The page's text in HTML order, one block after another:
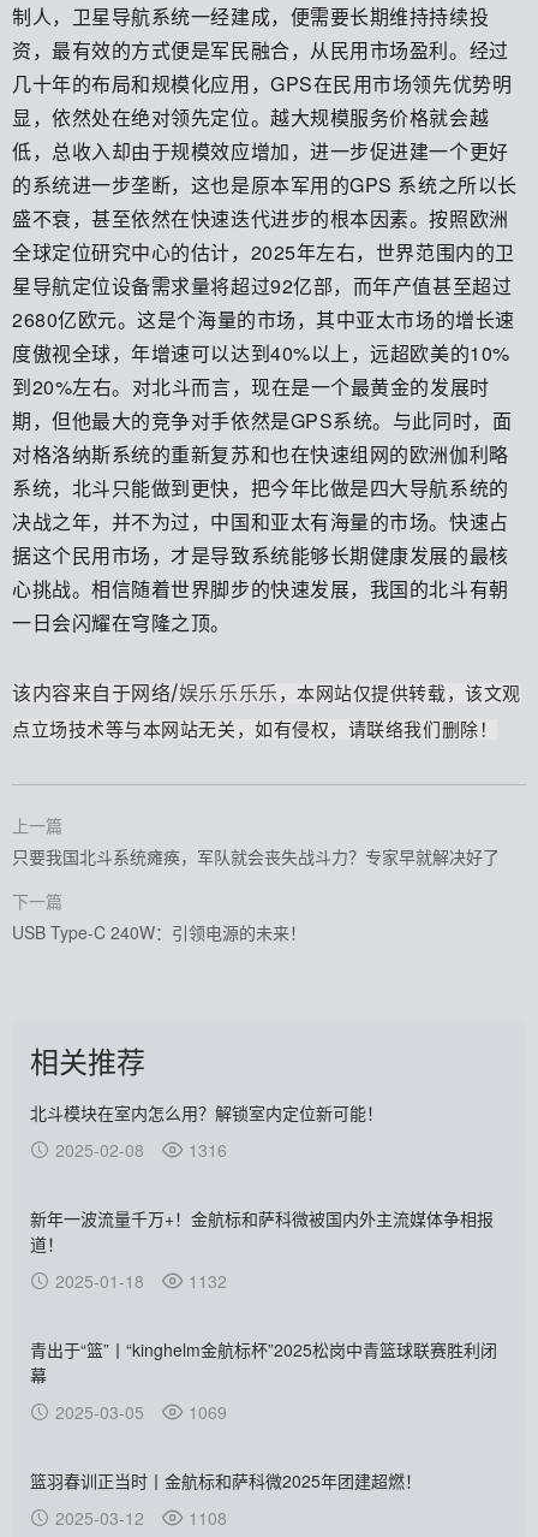
制人，卫星导航系统一经建成，便需要长期维持持续投
资，最有效的方式便是军民融合，从民用市场盈利。经过
几十年的布局和规模化应用，GPS在民用市场领先优势明
显，依然处在绝对领先定位。越大规模服务价格就会越
低，总收入却由于规模效应增加，进一步促进建一个更好
的系统进一步垄断，这也是原本军用的GPS 系统之所以长
盛不衰，甚至依然在快速迭代进步的根本因素。按照欧洲
全球定位研究中心的估计，2025年左右，世界范围内的卫
星导航定位设备需求量将超过92亿部，而年产值甚至超过
2680亿欧元。这是个海量的市场，其中亚太市场的增长速
度傲视全球，年增速可以达到40%以上，远超欧美的10%
到20%左右。对北斗而言，现在是一个最黄金的发展时
期，但他最大的竞争对手依然是GPS系统。与此同时，面
对格洛纳斯系统的重新复苏和也在快速组网的欧洲伽利略
系统，北斗只能做到更快，把今年比做是四大导航系统的
决战之年，并不为过，中国和亚太有海量的市场。快速占
据这个民用市场，才是导致系统能够长期健康发展的最核
心挑战。相信随着世界脚步的快速发展，我国的北斗有朝
一日会闪耀在穹隆之顶。
该内容来自于网络/娱乐乐乐乐 ，本网站仅提供转载，该文观
点立场技术等与本网站无关，如有侵权，请联络我们删除！
上一篇
只要我国北斗系统瘫痪，军队就会丧失战斗力？专家早就解决好了
下一篇
USB Type-C 240W：引领电源的未来！
相关推荐
北斗模块在室内怎么用？解锁室内定位新可能！
2025-02-08
1316
新年一波流量千万+！金航标和萨科微被国内外主流媒体争相报
道！
2025-01-18
1132
青出于“篮”丨“kinghelm金航标杯”2025松岗中青篮球联赛胜利闭
幕
2025-03-05
1069
篮羽春训正当时丨金航标和萨科微2025年团建超燃！
2025-03-12
1108